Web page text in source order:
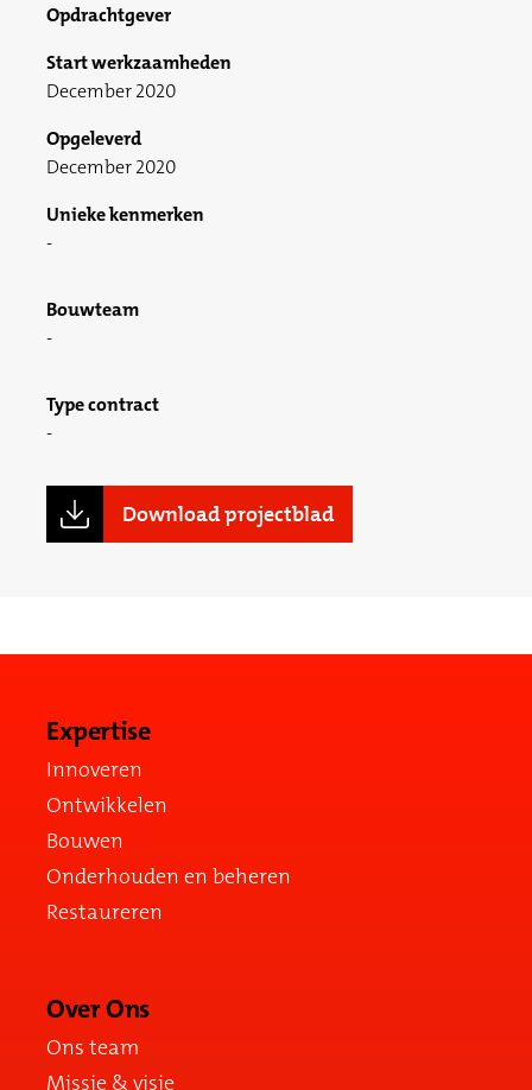
Opdrachtgever
Start werkzaamheden
December 2020
Opgeleverd
December 2020
Unieke kenmerken
Bouwteam
Type contract
Download projectblad
Expertise
Innoveren
Ontwikkelen
Bouwen
Onderhouden en beheren
Restaureren
Over Ons
Ons team
Missie & visie